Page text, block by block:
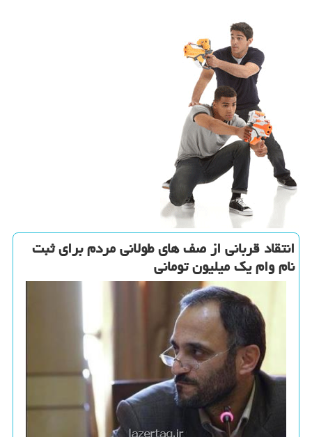
انتقاد قربانی از صف های طولانی مردم برای ثبت
نام وام یك میلیون تومانی